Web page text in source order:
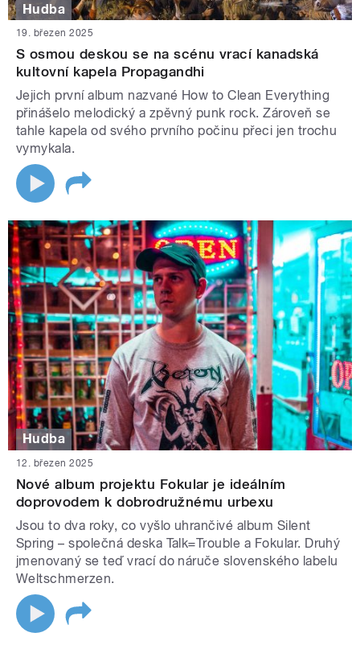
Hudba
19. březen 2025
S osmou deskou se na scénu vrací kanadská
kultovní kapela Propagandhi
Jejich první album nazvané How to Clean Everything
přinášelo melodický a zpěvný punk rock. Zároveň se
tahle kapela od svého prvního počinu přeci jen trochu
vymykala.
Hudba
12. březen 2025
Nové album projektu Fokular je ideálním
doprovodem k dobrodružnému urbexu
Jsou to dva roky, co vyšlo uhrančivé album Silent
Spring – společná deska Talk=Trouble a Fokular. Druhý
jmenovaný se teď vrací do náruče slovenského labelu
Weltschmerzen.